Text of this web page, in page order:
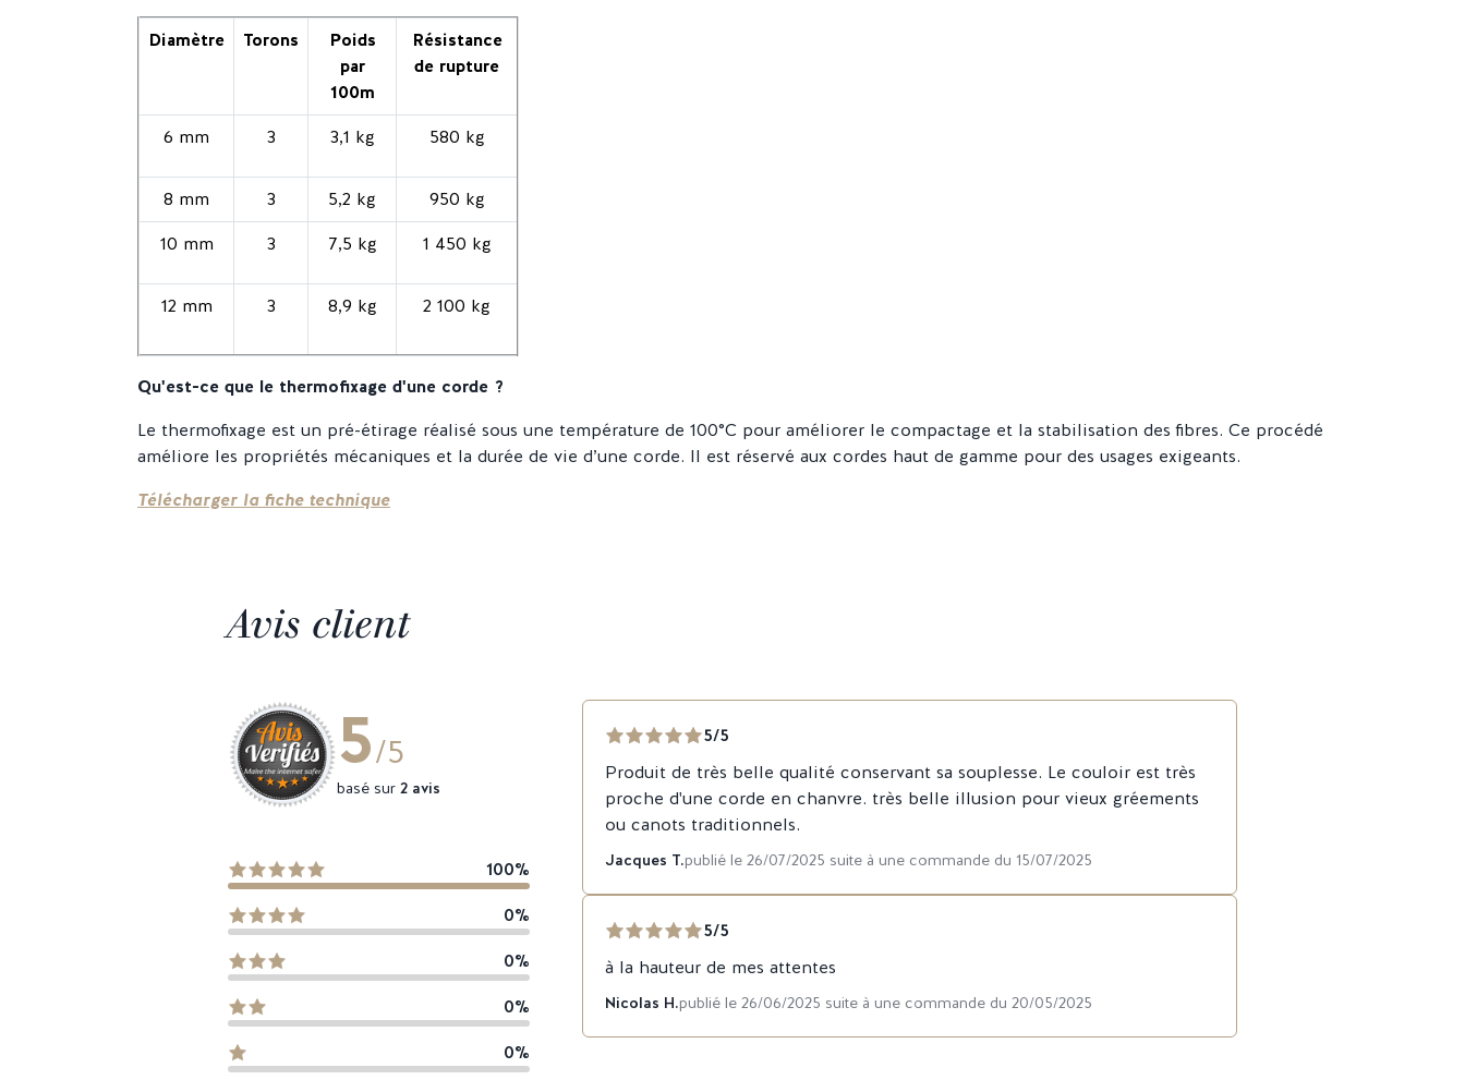
Diamètre Torons
Poids
par
100m
Résistance
de rupture
6 mm 3 3,1 kg 580 kg
8 mm 3 5,2 kg
950 kg
10 mm
3 7,5 kg 1 450 kg
12 mm 3 8,9 kg 2 100 kg
Qu'est-ce que le thermofixage d'une corde ?
Le thermofixage est un pré-étirage réalisé sous une température de 100°C pour améliorer le compactage et la stabilisation des fibres. Ce procédé
améliore les propriétés mécaniques et la durée de vie d’une corde. Il est réservé aux cordes haut de gamme pour des usages exigeants.
Télécharger la fiche technique
Avis client
5/5
basé sur 2 avis
100%
0%
0%
0%
0%
5/5
Produit de très belle qualité conservant sa souplesse. Le couloir est très
proche d'une corde en chanvre. très belle illusion pour vieux gréements
ou canots traditionnels.
Jacques T.publié le 26/07/2025 suite à une commande du 15/07/2025
5/5
à la hauteur de mes attentes
Nicolas H.publié le 26/06/2025 suite à une commande du 20/05/2025